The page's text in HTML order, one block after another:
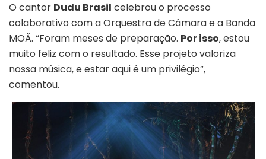
O cantor Dudu Brasil celebrou o processo
colaborativo com a Orquestra de Câmara e a Banda
MOÃ. “Foram meses de preparação. Por isso, estou
muito feliz com o resultado. Esse projeto valoriza
nossa música, e estar aqui é um privilégio”,
comentou.